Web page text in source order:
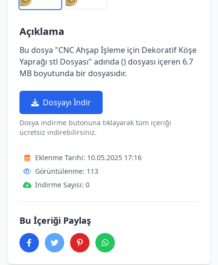
Açıklama
Bu dosya "CNC Ahşap İşleme için Dekoratif Köşe
Yaprağı stl Dosyası" adında () dosyası içeren 6.7
MB boyutunda bir dosyasıdır.
Dosyayı İndir
Dosya indirme butonuna tıklayarak tüm içeriği
ücretsiz indirebilirsiniz.
Eklenme Tarihi: 10.05.2025 17:16
Görüntülenme: 113
İndirme Sayısı: 0
Bu İçeriği Paylaş